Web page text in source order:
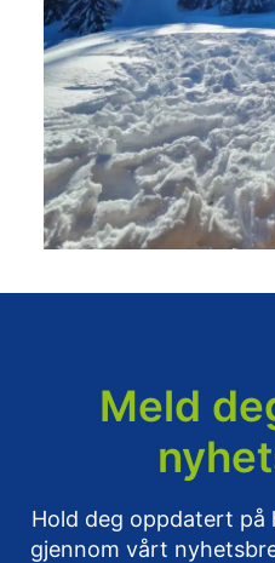
Meld
Hold deg oppdatert på
gjennom vårt